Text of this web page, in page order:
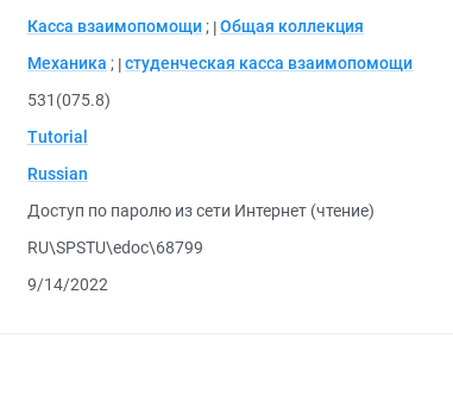
Касса взаимопомощи ; Общая коллекция
Механика ; студенческая касса взаимопомощи
531(075.8)
Tutorial
Russian
Доступ по паролю из сети Интернет (чтение)
RU\SPSTU\edoc\68799
9/14/2022